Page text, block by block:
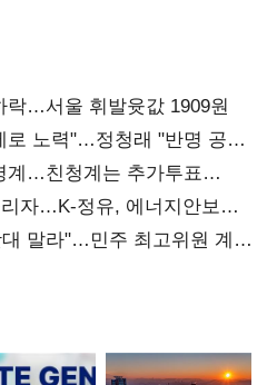
락…서울 휘발윳값 1909원
로 노력"…정청래 "반명 공세
계…친청계는 추가투표
자…K-정유, 에너지안보
말라"…민주 최고위원 계파